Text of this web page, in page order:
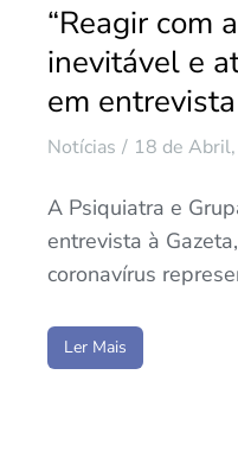
“Reagir com
inevitável e
em
Notícias 18 de
A Psiquiatra e
entrevista à
coronavírus
Ler Mais